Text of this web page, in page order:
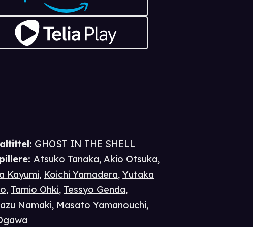
GHOST IN THE SHELL
:Atsuko Tanaka,Akio Otsuka,
Kayumi, Koichi Yamadera,Yutaka
, Tamio Ohki, Tessyo Genda,
Namaki, Masato Yamanouchi,